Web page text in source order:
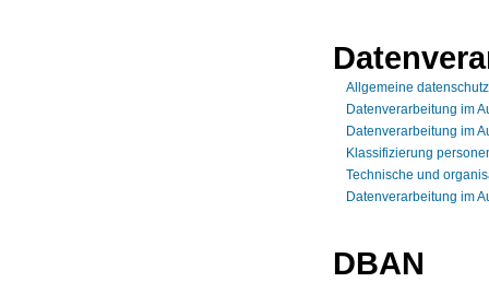
Allgemeine
Datenverarbeitung im
Datenverarbeitung im
Klassifizierung
Technische und
Datenverarbeitung im
DBAN